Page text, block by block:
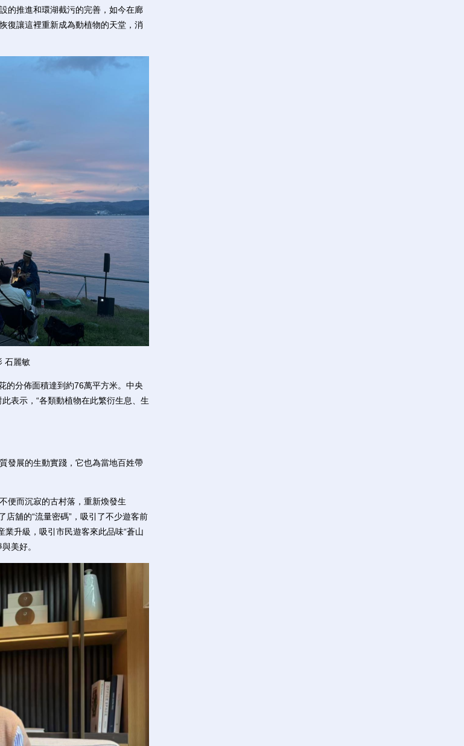
的推進和環湖截污的完善，如今在廊
復讓這裡重新成為動植物的天堂，消
石麗敏
分佈面積達到約76萬平方米。中央
表示，“各類動植物在此繁衍生息、生
展的生動實踐，它也為當地百姓帶
而沉寂的古村落，重新煥發生
店舖的“流量密碼”，吸引了不少遊客前
業升級，吸引市民遊客來此品味“蒼山
美好。